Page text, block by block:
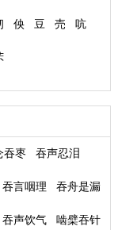
佒 豆 売 吭
吞枣 吞声忍泪
吞言咽理 吞舟是漏
吞声饮气 啮檗吞针